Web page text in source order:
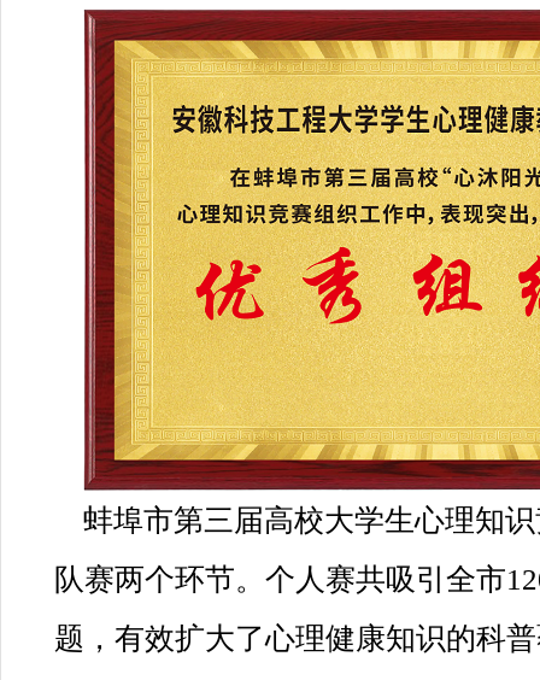
蚌埠市第三届高校大学生心理知
队赛两个环节。个人赛共吸引全市
题，有效扩大了心理健康知识的科